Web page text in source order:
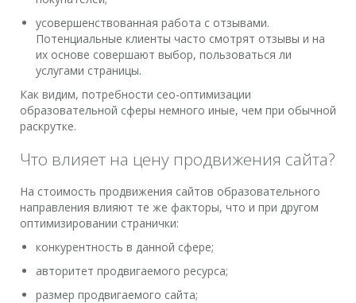
усовершенствованная работа с отзывами.
Потенциальные клиенты часто смотрят отзывы и на
их основе совершают выбор, пользоваться ли
услугами страницы.
Как видим, потребности сео-оптимизации
образовательной сферы немного иные, чем при обычной
раскрутке.
Что влияет на цену продвижения сайта?
На стоимость продвижения сайтов образовательного
направления влияют те же факторы, что и при другом
оптимизировании странички:
конкурентность в данной сфере;
авторитет продвигаемого ресурса;
размер продвигаемого сайта;